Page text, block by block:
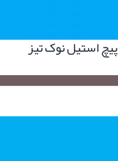
پیچ استیل نوک تیز